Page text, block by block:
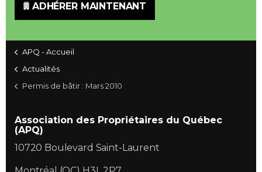
ADHÉRER MAINTENANT
APQ - Accueil
Actualités
Permis de bâtir : Mars 2010
Association des Propriétaires du Québec
(APQ)
10720 Boulevard Saint-Laurent